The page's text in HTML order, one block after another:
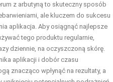
z arbutyną to skuteczny sposób
ale kluczem do sukcesu
aplikacja. Aby osiągnąć najlepsze
tego produktu regularnie,
dziennie, na oczyszczoną skórę.
aplikacji i dobór czasu
znacząco wpłynąć na rezultaty, a